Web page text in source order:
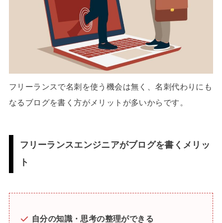
フリーランスで名刺を使う機会は無く、名刺代わりにも
なるブログを書く方がメリットが多いからです。
フリーランスエンジニアがブログを書くメリッ
ト
自分の知識・思考の整理ができる